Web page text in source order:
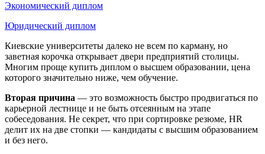
Экономический диплом
Юридический диплом
Киевские университеты далеко не всем по карману, но
заветная корочка открывает двери предприятий столицы.
Многим проще купить диплом о высшем образовании, цена
которого значительно ниже, чем обучение.
Вторая причина — это возможность быстро продвигаться по
карьерной лестнице и не быть отсеянным на этапе
собеседования. Не секрет, что при сортировке резюме, HR
делит их на две стопки — кандидаты с высшим образованием
и без него.